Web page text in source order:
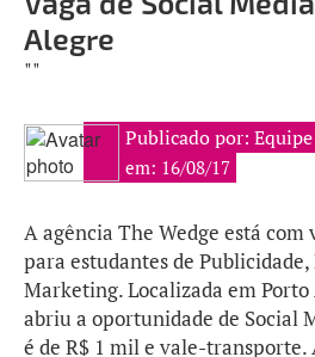
Alegre
""
Publicado por:
em: 16/08/17
A agência The Wedge está com
para estudantes de
Marketing. Localizada em
abriu a oportunidade de Social
é de R$ 1 mil e vale-transporte.